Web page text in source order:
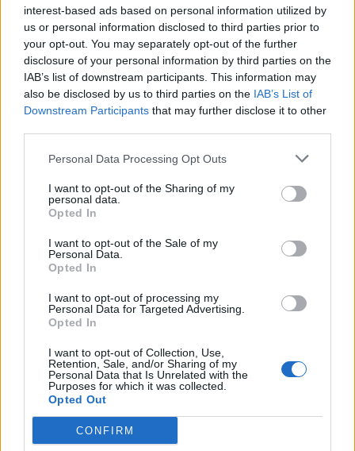
interest-based ads based on personal information utilized by
us or personal information disclosed to third parties prior to
your opt-out. You may separately opt-out of the further
disclosure of your personal information by third parties on the
IAB’s list of downstream participants. This information may
also be disclosed by us to third parties on the IAB’s List of
Downstream Participants that may further disclose it to other
Personal Data Processing Opt Outs
I want to opt-out of the Sharing of my
personal data.
Opted In
I want to opt-out of the Sale of my
Personal Data.
Opted In
I want to opt-out of processing my
Personal Data for Targeted Advertising.
Opted In
I want to opt-out of Collection, Use,
Retention, Sale, and/or Sharing of my
Personal Data that Is Unrelated with the
Purposes for which it was collected.
Opted Out
CONFIRM
Όμιλος ΔΕΗ: Νέα συμφωνία για χαρτοφυλάκιο έργων ΑΠΕ άνω των 2
GW σε Πολωνία και Ουγγαρία
Fourlis: Συμφωνία για την
South Ring Mall έναντι 49,35
εκατ. ευρώ
ΣΚΑΪ: Ολοκληρώθηκε η θητεία
Γιάννης Αλαφούζος επιστρέφει
Media: Με ενίσχυση 8 εκατ. ευρώ σε 451 επιχειρήσεις ξεκίνησε το
πρόγραμμα στήριξης- Κάλυψη εισφορών ΕΔΟΕΑΠ
μπαταριών για τα υβριδικά της
ευρωπαϊκή
αυτοκινητοβιομηχανία
Νέο Audi A2 e-tron με στόχο την κορυφή της αποδοτικότητας